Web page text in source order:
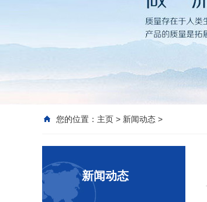
您的位置： 主页 > 新闻动态 >
新闻动态